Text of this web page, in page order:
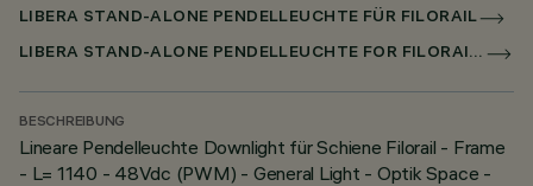
LIBERA STAND-ALONE PENDELLEUCHTE FÜR FILORAIL
LIBERA STAND-ALONE PENDELLEUCHTE FOR FILORAIL DALI BROADCAST
BESCHREIBUNG
Lineare Pendelleuchte Downlight für Schiene Filorail - Frame
- L= 1140 - 48Vdc (PWM) - General Light - Optik Space -